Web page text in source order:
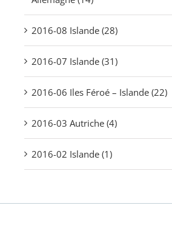
2016-08 Islande (28)
2016-07 Islande (31)
2016-06 Iles Féroé – Islande (22)
2016-03 Autriche (4)
2016-02 Islande (1)